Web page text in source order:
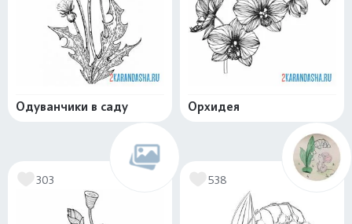
Одуванчики в саду Орхидея
303 538